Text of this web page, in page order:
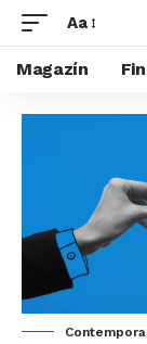
Aa
Magazín